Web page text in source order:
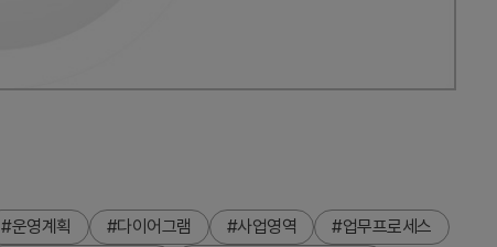
#운영계획 #다이어그램 #사업영역
#업무프로세스